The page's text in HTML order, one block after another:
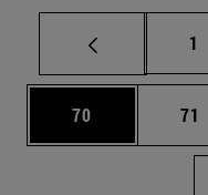
1
Página
70 71